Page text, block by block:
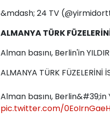
&mdash; 24 TV
ALMANYA TÜRK
Alman basını, Berlin'in
ALMANYA TÜRK FÜZELERİNİ
Alman basını, Berlin&#39;in
pic.twitter.com/